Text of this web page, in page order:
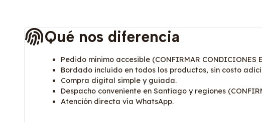
Qué nos diferencia
Pedido mínimo accesible (CONFIRMAR CONDICIONES
Bordado incluido en todos los productos, sin costo
Compra digital simple y guiada.
Despacho conveniente en Santiago y regiones
Atención directa vía WhatsApp.